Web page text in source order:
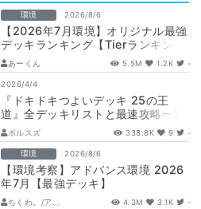
環境 2026/8/6
【2026年7月環境】オリジナル最強
デッキランキング【Tierランキン
グ】
あーくん 5.5M 1.2K -
2026/4/4
『ドキドキつよいデッキ 25の王
道』全デッキリストと最速攻略一覧
【DM26-SD1】
ボルスズ 338.8K 9 -
環境 2026/8/6
【環境考察】アドバンス環境 2026
年7月【最強デッキ】
ちくわ。/ア... 4.3M 3.1K -